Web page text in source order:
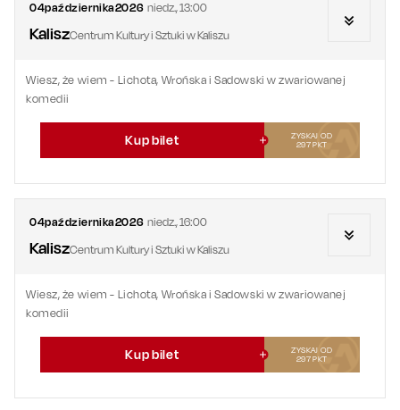
04października2026 niedz.,13:00
KaliszCentrum Kultury i Sztuki w Kaliszu
Wiesz, że wiem - Lichota, Wrońska i Sadowski w zwariowanej
komedii
Kup bilet
ZYSKAJ OD
297PKT
04października2026 niedz.,16:00
KaliszCentrum Kultury i Sztuki w Kaliszu
Wiesz, że wiem - Lichota, Wrońska i Sadowski w zwariowanej
komedii
Kup bilet
ZYSKAJ OD
297PKT